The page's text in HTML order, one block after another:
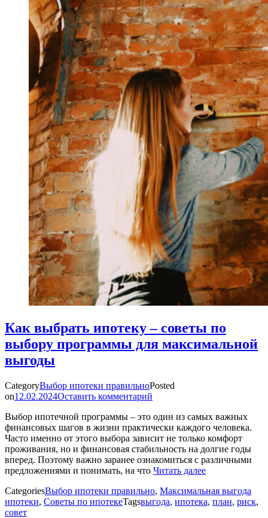
Как выбрать ипотеку – советы по
выбору программы для максимальной
выгоды
CategoryВыбор ипотеки правильноPosted
on12.02.2024Оставить комментарий
Выбор ипотечной программы – это один из самых важных
финансовых шагов в жизни практически каждого человека.
Часто именно от этого выбора зависит не только комфорт
проживания, но и финансовая стабильность на долгие годы
вперед. Поэтому важно заранее ознакомиться с различными
предложениями и понимать, на что Читать далее
CategoriesВыбор ипотеки правильно, Максимальная выгода
ипотеки, Советы по ипотекеTagsвыгода, ипотека, план, риск,
совет